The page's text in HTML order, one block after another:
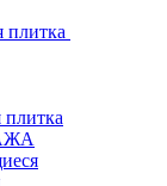
плитка
плитка